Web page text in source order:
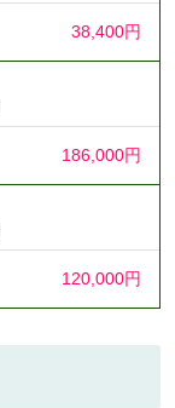
38,400円
186,000円
120,000円